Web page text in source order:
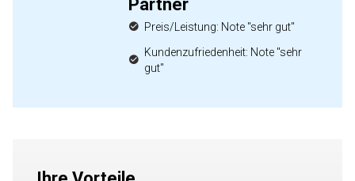
Partner
Preis/Leistung: Note "sehr gut"
Kundenzufriedenheit: Note "sehr
gut"